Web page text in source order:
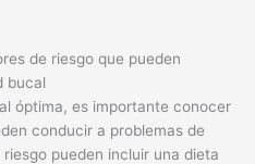
de riesgo que pueden
bucal
óptima, es importante conocer
conducir a problemas de
pueden incluir una dieta